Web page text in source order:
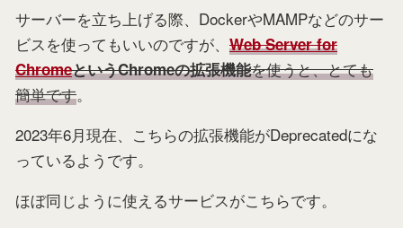
サーバーを立ち上げる際、DockerやMAMPなどのサー
ビスを使ってもいいのですが、 Web Server for
ChromeというChromeの拡張機能を使うと、とても
簡単です。
2023年6月現在、こちらの拡張機能がDeprecatedにな
っているようです。
ほぼ同じように使えるサービスがこちらです。